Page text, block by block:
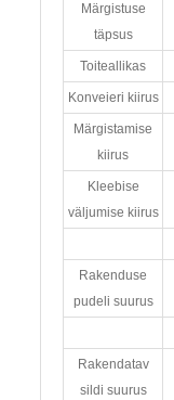
Märgistuse
täpsus
Toiteallikas
Konveieri kiirus
Märgistamise
kiirus
Kleebise
väljumise kiirus
Rakenduse
pudeli suurus
Rakendatav
sildi suurus